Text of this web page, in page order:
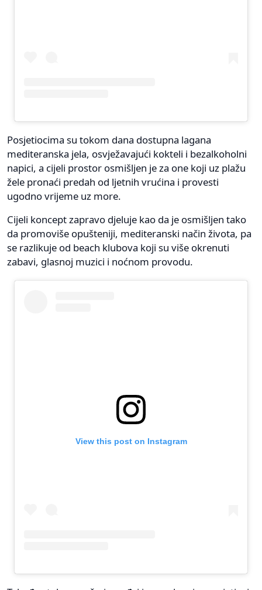
Posjetiocima su tokom dana dostupna lagana
mediteranska jela, osvježavajući kokteli i bezalkoholni
napici, a cijeli prostor osmišljen je za one koji uz plažu
žele pronaći predah od ljetnih vrućina i provesti
ugodno vrijeme uz more.
Cijeli koncept zapravo djeluje kao da je osmišljen tako
da promoviše opušteniji, mediteranski način života, pa
se razlikuje od beach klubova koji su više okrenuti
zabavi, glasnoj muzici i noćnom provodu.
View this post on Instagram